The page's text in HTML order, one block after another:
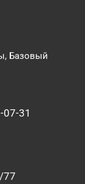
Базовый
31
77